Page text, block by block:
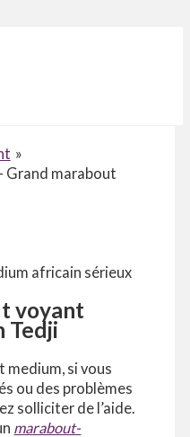
Grand marabout
voyant
Tedji
medium, si vous
ou des problèmes
solliciter de l’aide.
marabout-